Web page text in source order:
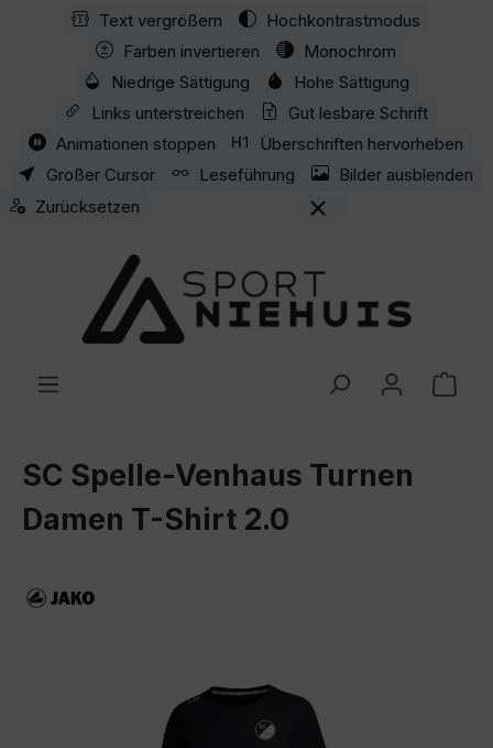
Zum Hauptinhalt springen
Text vergrößern
Hochkontrastmodus
Farben invertieren
Monochrom
Niedrige Sättigung
Hohe Sättigung
Links unterstreichen
Gut lesbare Schrift
Animationen stoppen
Überschriften hervorheben
Großer Cursor
Leseführung
Bilder ausblenden
Zurücksetzen
SC Spelle-Venhaus Turnen
Damen T-Shirt 2.0
Bildergalerie überspringen